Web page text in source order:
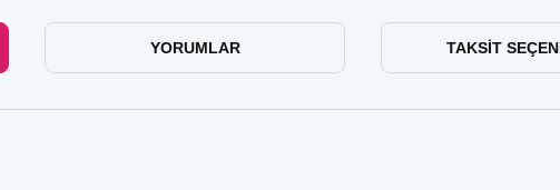
YORUMLAR TAKSIT